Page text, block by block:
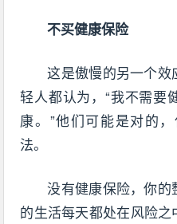
不买健康保险
这是傲慢的另一个
轻人都认为，“我不需要
康。”他们可能是对的
法。
没有健康保险，你
的生活每天都处在风险